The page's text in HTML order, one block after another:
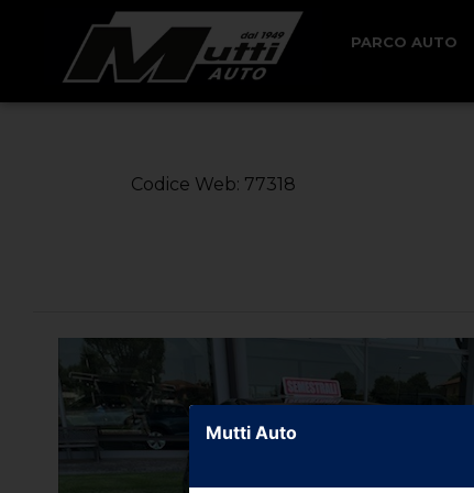
PARCO AUTO
< Torna Indietro
Codice Web: 77318
Mutti Auto